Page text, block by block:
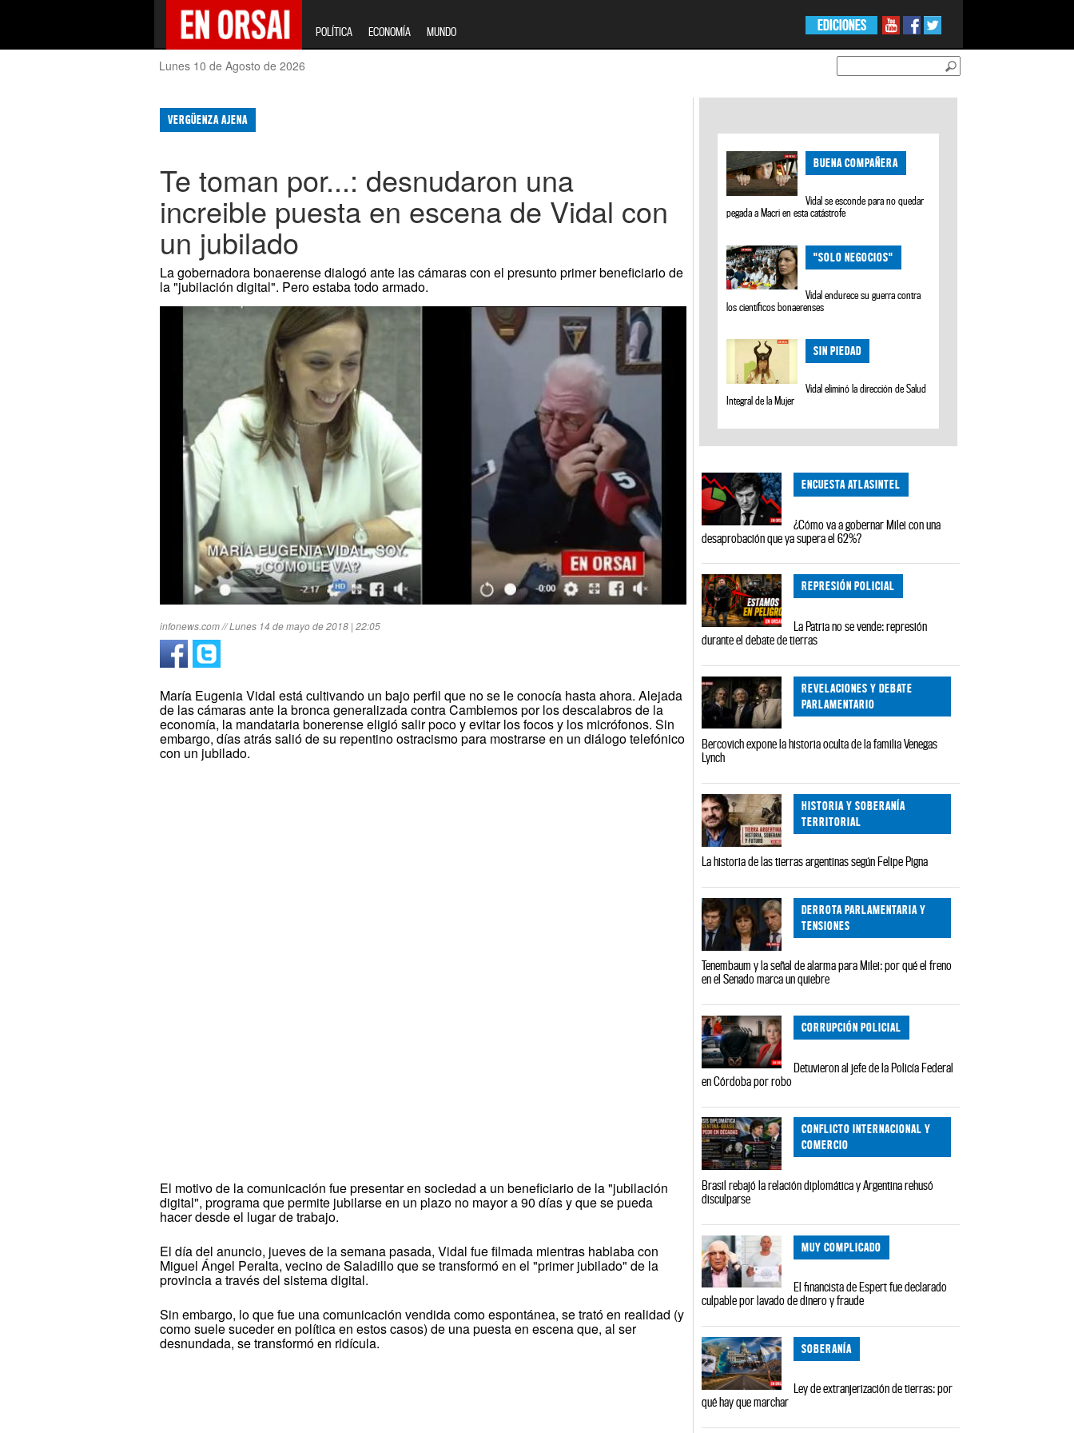
POLÍTICA ECONOMÍA MUNDO EDICIONES
Lunes 10 de Agosto de 2026
VERGÜENZA AJENA
Te toman por...: desnudaron una
increible puesta en escena de Vidal con
un jubilado
La gobernadora bonaerense dialogó ante las cámaras con el presunto primer beneficiario de
la "jubilación digital". Pero estaba todo armado.
infonews.com // Lunes 14 de mayo de 2018 | 22:05
María Eugenia Vidal está cultivando un bajo perfil que no se le conocía hasta ahora. Alejada
de las cámaras ante la bronca generalizada contra Cambiemos por los descalabros de la
economía, la mandataria bonerense eligió salir poco y evitar los focos y los micrófonos. Sin
embargo, días atrás salió de su repentino ostracismo para mostrarse en un diálogo telefónico
con un jubilado.
El motivo de la comunicación fue presentar en sociedad a un beneficiario de la "jubilación
digital", programa que permite jubilarse en un plazo no mayor a 90 días y que se pueda
hacer desde el lugar de trabajo.
El día del anuncio, jueves de la semana pasada, Vidal fue filmada mientras hablaba con
Miguel Ángel Peralta, vecino de Saladillo que se transformó en el "primer jubilado" de la
provincia a través del sistema digital.
Sin embargo, lo que fue una comunicación vendida como espontánea, se trató en realidad (y
como suele suceder en política en estos casos) de una puesta en escena que, al ser
desnundada, se transformó en ridícula.
BUENA COMPAÑERA
Vidal se esconde para no quedar
pegada a Macri en esta catástrofe
"SOLO NEGOCIOS"
Vidal endurece su guerra contra
los científicos bonaerenses
SIN PIEDAD
Vidal eliminó la dirección de Salud
Integral de la Mujer
ENCUESTA ATLASINTEL
¿Cómo va a gobernar Milei con una
desaprobación que ya supera el 62%?
REPRESIÓN POLICIAL
La Patria no se vende: represión
durante el debate de tierras
REVELACIONES Y DEBATE
PARLAMENTARIO
Bercovich expone la historia oculta de la familia Venegas
Lynch
HISTORIA Y SOBERANÍA
TERRITORIAL
La historia de las tierras argentinas según Felipe Pigna
DERROTA PARLAMENTARIA Y
TENSIONES
Tenembaum y la señal de alarma para Milei: por qué el freno
en el Senado marca un quiebre
CORRUPCIÓN POLICIAL
Detuvieron al jefe de la Policía Federal
en Córdoba por robo
CONFLICTO INTERNACIONAL Y
COMERCIO
Brasil rebajó la relación diplomática y Argentina rehusó
disculparse
MUY COMPLICADO
El financista de Espert fue declarado
culpable por lavado de dinero y fraude
SOBERANÍA
Ley de extranjerización de tierras: por
qué hay que marchar